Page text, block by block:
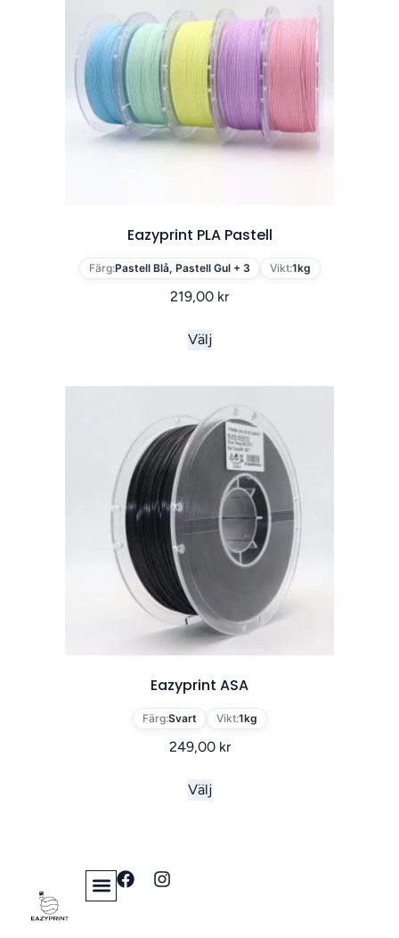
Eazyprint PLA Pastell
Färg:Pastell Blå, Pastell Gul + 3 Vikt:1kg
219,00 kr
Välj
Eazyprint ASA
Färg:Svart Vikt:1kg
249,00 kr
Välj